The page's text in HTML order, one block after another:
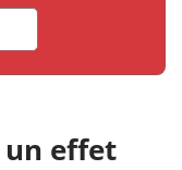
effet